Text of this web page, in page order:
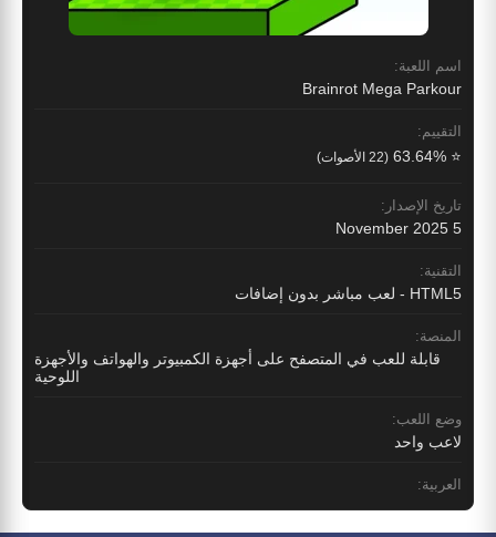
اسم اللعبة:
Brainrot Mega Parkour
التقييم:
⭐ 63.64% (22 الأصوات)
تاريخ الإصدار:
5 November 2025
التقنية:
HTML5 - لعب مباشر بدون إضافات
المنصة:
قابلة للعب في المتصفح على أجهزة الكمبيوتر والهواتف والأجهزة
اللوحية
وضع اللعب:
لاعب واحد
العربية: